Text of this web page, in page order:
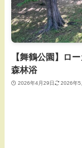
【舞鶴公園】ロ
森林浴
2026年4月29日 2026年5